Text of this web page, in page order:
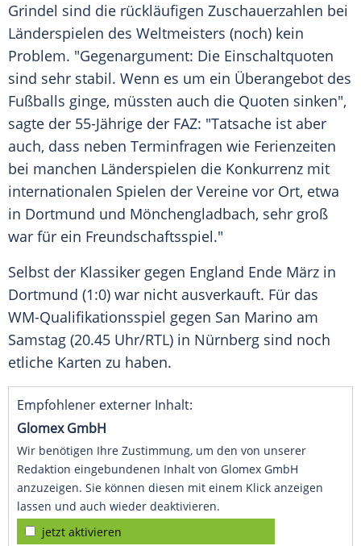
Grindel sind die rückläufigen Zuschauerzahlen bei
Länderspielen des Weltmeisters (noch) kein
Problem. "Gegenargument: Die Einschaltquoten
sind sehr stabil. Wenn es um ein Überangebot des
Fußballs ginge, müssten auch die Quoten sinken",
sagte der 55-Jährige der FAZ: "Tatsache ist aber
auch, dass neben Terminfragen wie Ferienzeiten
bei manchen Länderspielen die Konkurrenz mit
internationalen Spielen der Vereine vor Ort, etwa
in Dortmund und Mönchengladbach, sehr groß
war für ein Freundschaftsspiel."
Selbst der Klassiker gegen England Ende März in
Dortmund (1:0) war nicht ausverkauft. Für das
WM-Qualifikationsspiel gegen San Marino am
Samstag (20.45 Uhr/RTL) in Nürnberg sind noch
etliche Karten zu haben.
Empfohlener externer Inhalt:
Glomex GmbH
Wir benötigen Ihre Zustimmung, um den von unserer
Redaktion eingebundenen Inhalt von Glomex GmbH
anzuzeigen. Sie können diesen mit einem Klick anzeigen
lassen und auch wieder deaktivieren.
jetzt aktivieren